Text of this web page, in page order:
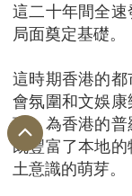
這二十年間全
局面奠定基礎。
這時期香港的
會氛圍和文娛
現，為香港的普
既豐富了本地
土意識的萌芽。